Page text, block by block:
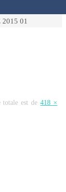
2015 01
totale est de418 ×